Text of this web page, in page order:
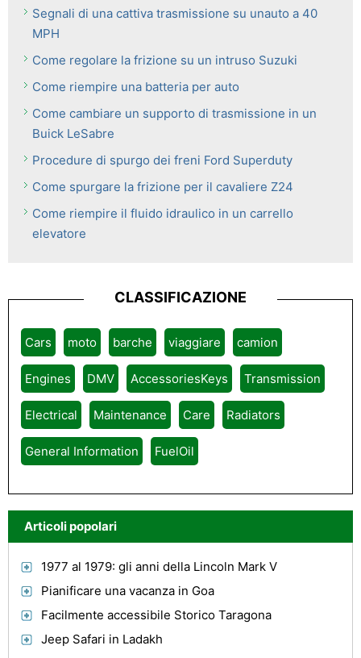
Segnali di una cattiva trasmissione su unauto a 40
MPH
Come regolare la frizione su un intruso Suzuki
Come riempire una batteria per auto
Come cambiare un supporto di trasmissione in un
Buick LeSabre
Procedure di spurgo dei freni Ford Superduty
Come spurgare la frizione per il cavaliere Z24
Come riempire il fluido idraulico in un carrello
elevatore
CLASSIFICAZIONE
Cars moto barche viaggiare camion
Engines DMV AccessoriesKeys Transmission
Electrical Maintenance Care Radiators
General Information FuelOil
Articoli popolari
1977 al 1979: gli anni della Lincoln Mark V
Pianificare una vacanza in Goa
Facilmente accessibile Storico Taragona
Jeep Safari in Ladakh